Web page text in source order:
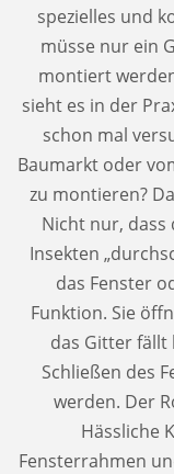
spezielles und
müsse nur ein
montiert
sieht es in der
schon mal
Baumarkt oder
zu montieren?
Nicht nur,
Insekten
das Fenster
Funktion. Sie
das Gitter fällt
Schließen des
werden. Der
Hässliche
Fensterrahmen